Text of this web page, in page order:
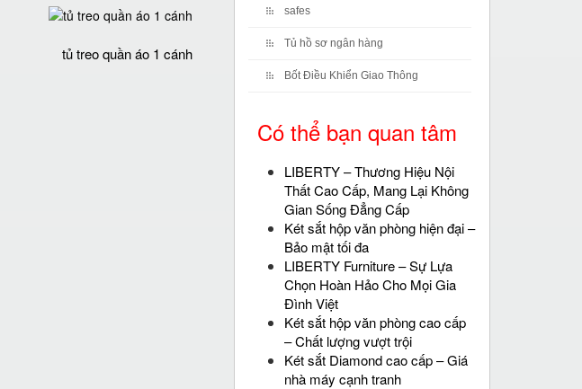
tủ treo quần áo 1 cánh
safes
Tủ hồ sơ ngân hàng
Bốt Điều Khiển Giao Thông
Có thể bạn quan tâm
LIBERTY – Thương Hiệu Nội
Thất Cao Cấp, Mang Lại Không
Gian Sống Đẳng Cấp
Két sắt hộp văn phòng hiện đại –
Bảo mật tối đa
LIBERTY Furniture – Sự Lựa
Chọn Hoàn Hảo Cho Mọi Gia
Đình Việt
Két sắt hộp văn phòng cao cấp
– Chất lượng vượt trội
Két sắt Diamond cao cấp – Giá
nhà máy cạnh tranh